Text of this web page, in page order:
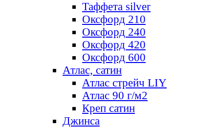
Таффета silver
Оксфорд 210
Оксфорд 240
Оксфорд 420
Оксфорд 600
Атлас, сатин
Атлас стрейч LIY
Атлас 90 г/м2
Креп сатин
Джинса